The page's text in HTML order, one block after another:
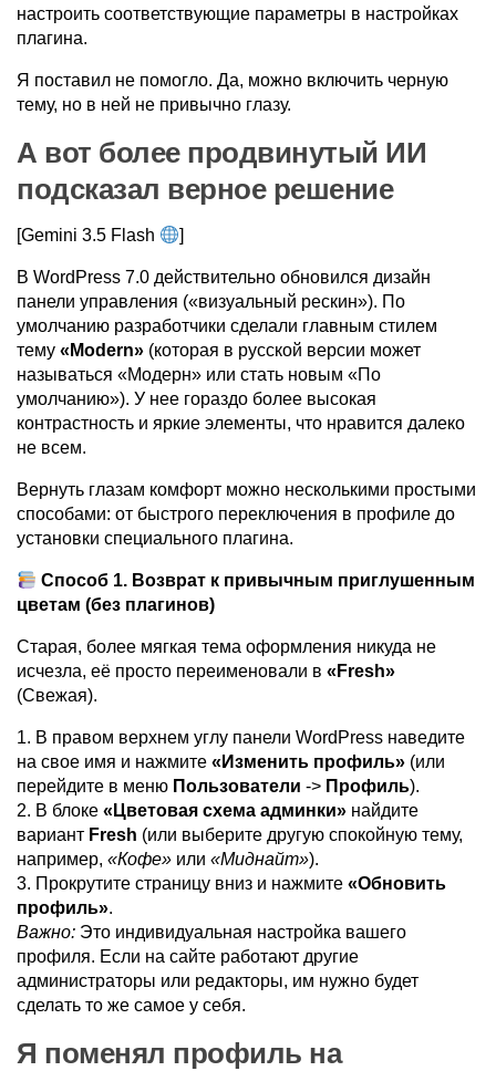
настроить соответствующие параметры в настройках
плагина.
Я поставил не помогло. Да, можно включить черную
тему, но в ней не привычно глазу.
А вот более продвинутый ИИ
подсказал верное решение
[Gemini 3.5 Flash ]
В WordPress 7.0 действительно обновился дизайн
панели управления («визуальный рескин»). По
умолчанию разработчики сделали главным стилем
тему «Modern» (которая в русской версии может
называться «Модерн» или стать новым «По
умолчанию»). У нее гораздо более высокая
контрастность и яркие элементы, что нравится далеко
не всем.
Вернуть глазам комфорт можно несколькими простыми
способами: от быстрого переключения в профиле до
установки специального плагина.
Способ 1. Возврат к привычным приглушенным
цветам (без плагинов)
Старая, более мягкая тема оформления никуда не
исчезла, её просто переименовали в «Fresh»
(Свежая).
1. В правом верхнем углу панели WordPress наведите
на свое имя и нажмите «Изменить профиль» (или
перейдите в меню Пользователи -> Профиль).
2. В блоке «Цветовая схема админки» найдите
вариант Fresh (или выберите другую спокойную тему,
например, «Кофе» или «Миднайт»).
3. Прокрутите страницу вниз и нажмите «Обновить
профиль».
Важно: Это индивидуальная настройка вашего
профиля. Если на сайте работают другие
администраторы или редакторы, им нужно будет
сделать то же самое у себя.
Я поменял профиль на